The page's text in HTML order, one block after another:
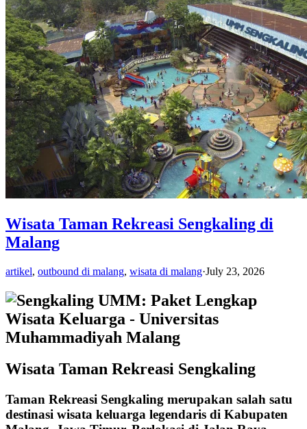
Wisata Taman Rekreasi Sengkaling di
Malang
artikel, outbound di malang, wisata di malang·July 23, 2026
Wisata Taman Rekreasi Sengkaling
Taman Rekreasi Sengkaling merupakan salah satu
destinasi wisata keluarga legendaris di Kabupaten